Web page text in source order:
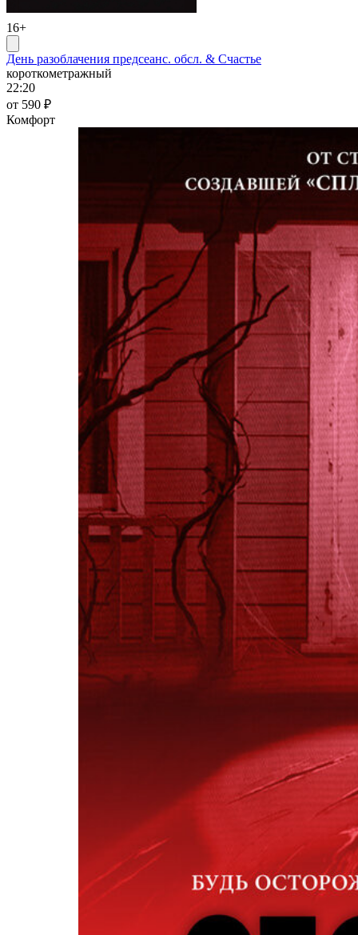
16+
День разоблачения предсеанс. обсл. & Счастье
короткометражный
22:20
от 590 ₽
Комфорт